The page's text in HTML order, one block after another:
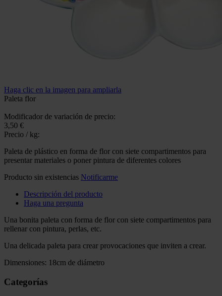
Haga clic en la imagen para ampliarla
Paleta flor
Modificador de variación de precio:
3,50 €
Precio / kg:
Paleta de plástico en forma de flor con siete compartimentos para
presentar materiales o poner pintura de diferentes colores
Producto sin existencias Notificarme
Descripción del producto
Haga una pregunta
Una bonita paleta con forma de flor con siete compartimentos para
rellenar con pintura, perlas, etc.
Una delicada paleta para crear provocaciones que inviten a crear.
Dimensiones: 18cm de diámetro
Categorías